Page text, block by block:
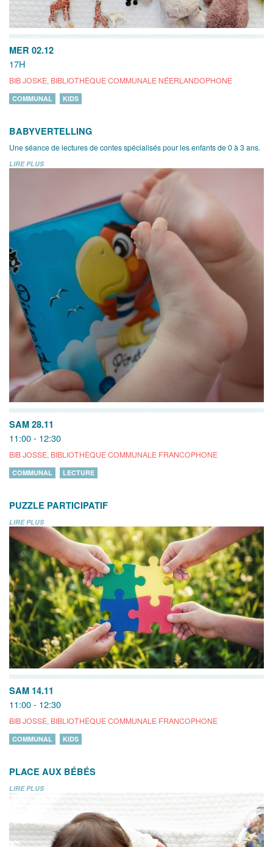
MER 02.12
17H
BIB JOSKE, BIBLIOTHÈQUE COMMUNALE NÉERLANDOPHONE
COMMUNAL KIDS
BABYVERTELLING
Une séance de lectures de contes spécialisés pour les enfants de 0 à 3 ans.
LIRE PLUS
SAM 28.11
11:00 - 12:30
BIB JOSSE, BIBLIOTHÈQUE COMMUNALE FRANCOPHONE
COMMUNAL LECTURE
PUZZLE PARTICIPATIF
LIRE PLUS
SAM 14.11
11:00 - 12:30
BIB JOSSE, BIBLIOTHÈQUE COMMUNALE FRANCOPHONE
COMMUNAL KIDS
PLACE AUX BÉBÉS
LIRE PLUS